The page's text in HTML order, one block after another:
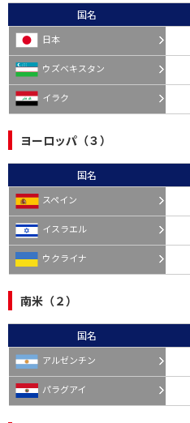
国名
日本
ウズベキスタン
イラク
ヨーロッパ（３）
国名
スペイン
イスラエル
ウクライナ
南米（２）
国名
アルゼンチン
パラグアイ